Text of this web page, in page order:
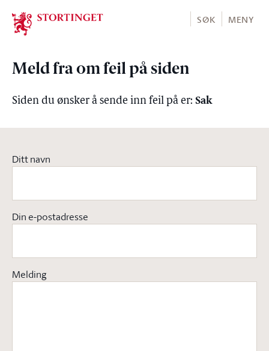
Stortinget.no
SØK MENY
Meld fra om feil på siden
Siden du ønsker å sende inn feil på er: Sak
Ditt navn
Din e-postadresse
Melding